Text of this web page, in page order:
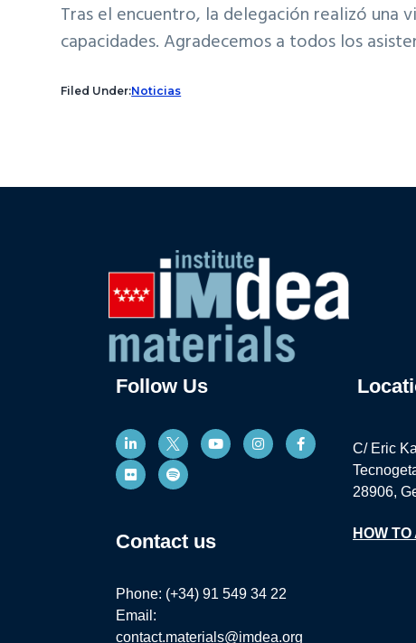
Tras el encuentro, la delegación realizó una
capacidades. Agradecemos a todos los
Filed Under:Noticias
Follow Us
Contact us
Phone: (+34) 91 549 34 22
Email:
contact.materials@imdea.org
C/ Eric
28906,
HOW